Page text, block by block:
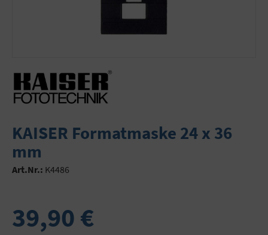
KAISER Formatmaske 24 x 36
mm
Art.Nr.: K4486
39,90 €